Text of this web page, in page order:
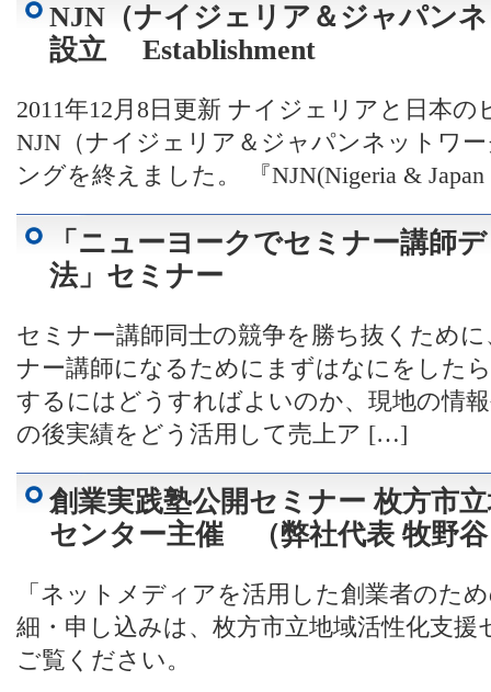
NJN（ナイジェリア＆ジャパン
設立 Establishment
2011年12月8日更新 ナイジェリアと日本
NJN（ナイジェリア＆ジャパンネットワ
ングを終えました。 『NJN(Nigeria &
「ニューヨークでセミナー講師
法」セミナー
セミナー講師同士の競争を勝ち抜くため
ナー講師になるためにまずはなにをした
するにはどうすればよいのか、現地の情
の後実績をどう活用して売上ア […]
創業実践塾公開セミナー 枚方市
センター主催 （弊社代表 牧野
「ネットメディアを活用した創業者のた
細・申し込みは、枚方市立地域活性化支
ご覧ください。